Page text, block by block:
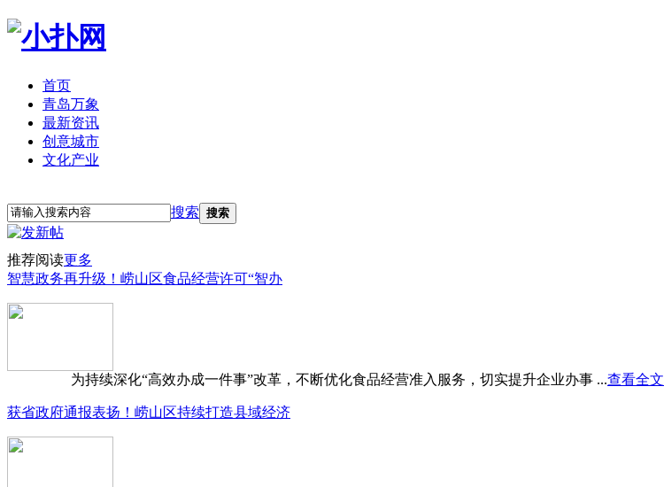
首页
青岛万象
最新资讯
创意城市
文化产业
搜索 搜索
推荐阅读更多
智慧政务再升级！崂山区食品经营许可“智办
为持续深化“高效办成一件事”改革，不断优化食品经营准入服务，切实提升企业办事 ...查看全文
获省政府通报表扬！崂山区持续打造县域经济